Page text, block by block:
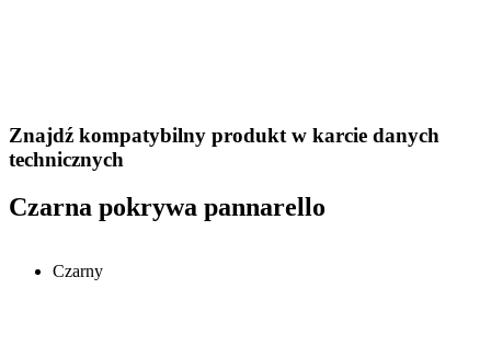
Znajdź kompatybilny produkt w karcie danych
technicznych
Czarna pokrywa pannarello
Czarny